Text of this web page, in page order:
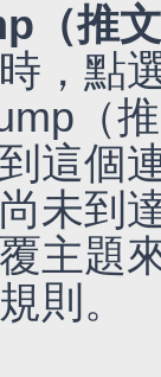
（推
，點
（
這個
未到
主題
則。